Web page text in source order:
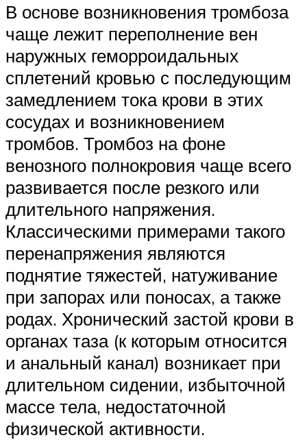
В основе возникновения тромбоза
чаще лежит переполнение вен
наружных геморроидальных
сплетений кровью с последующим
замедлением тока крови в этих
сосудах и возникновением
тромбов. Тромбоз на фоне
венозного полнокровия чаще всего
развивается после резкого или
длительного напряжения.
Классическими примерами такого
перенапряжения являются
поднятие тяжестей, натуживание
при запорах или поносах, а также
родах. Хронический застой крови в
органах таза (к которым относится
и анальный канал) возникает при
длительном сидении, избыточной
массе тела, недостаточной
физической активности.